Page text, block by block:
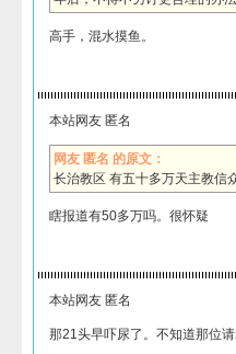
高手，混水摸鱼。
本站网友 匿名
网友 匿名 的原文：
长治教区 有五十多万天主教信
瞎报道有50多万吗。很怀疑
本站网友 匿名
那21头早吓尿了。不知道那位